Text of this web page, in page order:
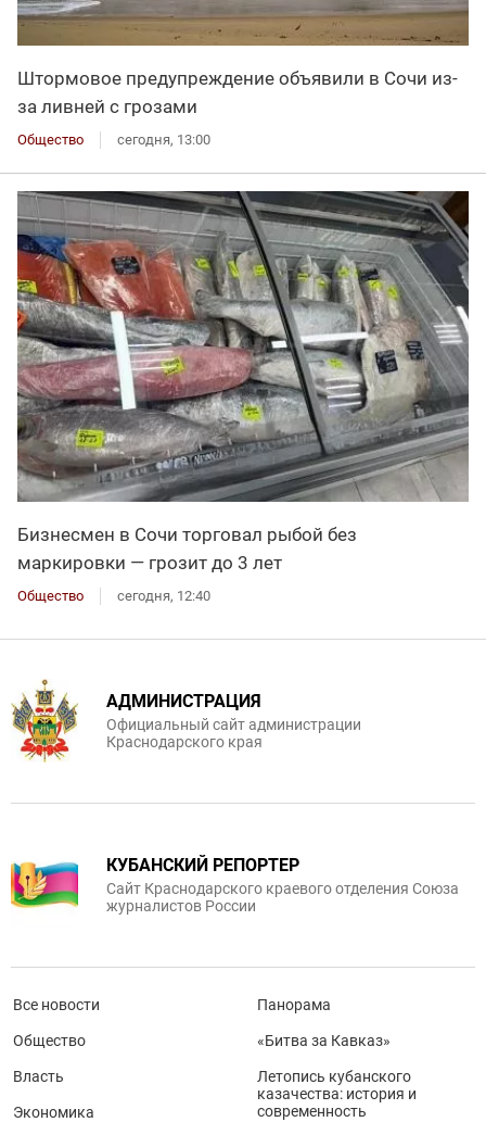
Штормовое предупреждение объявили в Сочи из-
за ливней с грозами
Общество сегодня, 13:00
Бизнесмен в Сочи торговал рыбой без
маркировки — грозит до 3 лет
Общество сегодня, 12:40
АДМИНИСТРАЦИЯ
Официальный сайт администрации
Краснодарского края
КУБАНСКИЙ РЕПОРТЕР
Сайт Краснодарского краевого отделения Союза
журналистов России
Все новости
Общество
Власть
Экономика
Панорама
«Битва за Кавказ»
Летопись кубанского
казачества: история и
современность